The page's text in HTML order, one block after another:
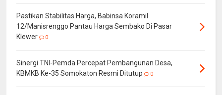
Pastikan Stabilitas Harga, Babinsa Koramil
12/Manisrenggo Pantau Harga Sembako Di Pasar
Klewer
0
Sinergi TNI-Pemda Percepat Pembangunan Desa,
KBMKB Ke-35 Somokaton Resmi Ditutup
0